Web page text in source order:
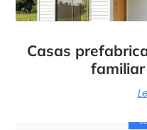
Casas
familiar